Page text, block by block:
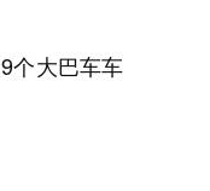
个大巴车车